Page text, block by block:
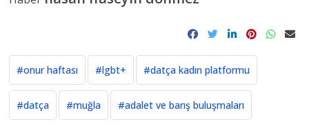
#onur haftası #lgbt+ #datça kadın platformu
#datça #muğla #adalet ve barış buluşmaları